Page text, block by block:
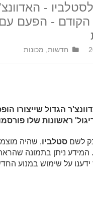
-
הקודם - הפעם
חדשות, מכונות
הגדול שייצורו
לשםסטלביו, שהיה
להצלחה גדולה. המידע ניתן